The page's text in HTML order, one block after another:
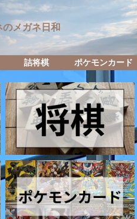
メガネ日和
詰将棋 ポケモンカード